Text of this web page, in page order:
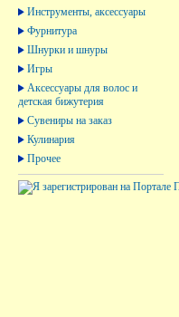
Инструменты, аксессуары
Фурнитура
Шнурки и шнуры
Игры
Аксессуары для волос и
детская бижутерия
Сувениры на заказ
Кулинария
Прочее